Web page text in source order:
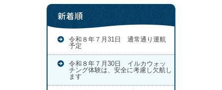
新着順
令和８年７月31日 通常通り運航
予定
令和８年７月30日 イルカウォッ
チング体験は、安全に考慮し欠航し
ます